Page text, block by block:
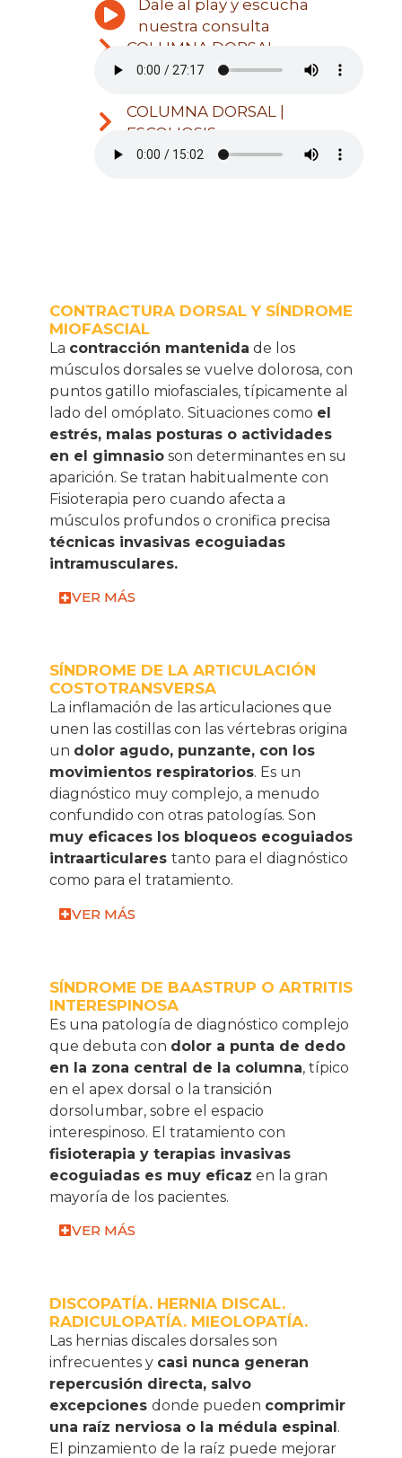
Dale al play y escucha
nuestra consulta
COLUMNA DORSAL
COLUMNA DORSAL |
ESCOLIOSIS
CONTRACTURA DORSAL Y SÍNDROME
MIOFASCIAL
La contracción mantenida de los
músculos dorsales se vuelve dolorosa, con
puntos gatillo miofasciales, típicamente al
lado del omóplato. Situaciones como el
estrés, malas posturas o actividades
en el gimnasio son determinantes en su
aparición. Se tratan habitualmente con
Fisioterapia pero cuando afecta a
músculos profundos o cronifica precisa
técnicas invasivas ecoguiadas
intramusculares.
VER MÁS
SÍNDROME DE LA ARTICULACIÓN
COSTOTRANSVERSA
La inflamación de las articulaciones que
unen las costillas con las vértebras origina
un dolor agudo, punzante, con los
movimientos respiratorios. Es un
diagnóstico muy complejo, a menudo
confundido con otras patologías. Son
muy eficaces los bloqueos ecoguiados
intraarticulares tanto para el diagnóstico
como para el tratamiento.
VER MÁS
SÍNDROME DE BAASTRUP O ARTRITIS
INTERESPINOSA
Es una patología de diagnóstico complejo
que debuta con dolor a punta de dedo
en la zona central de la columna, típico
en el apex dorsal o la transición
dorsolumbar, sobre el espacio
interespinoso. El tratamiento con
fisioterapia y terapias invasivas
ecoguiadas es muy eficaz en la gran
mayoría de los pacientes.
VER MÁS
DISCOPATÍA. HERNIA DISCAL.
RADICULOPATÍA. MIEOLOPATÍA.
Las hernias discales dorsales son
infrecuentes y casi nunca generan
repercusión directa, salvo
excepciones donde pueden comprimir
una raíz nerviosa o la médula espinal.
El pinzamiento de la raíz puede mejorar